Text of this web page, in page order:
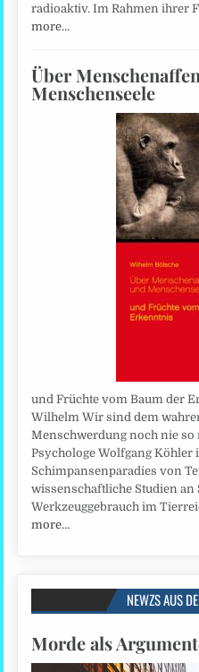
radioaktiv. Im Rahmen ihrer
more…
Über
Menschenseele
und Früchte vom Baum der
Wilhelm Wir sind dem
Menschwerdung noch nie so
Psychologe Wolfgang Köhler
Schimpansenparadies von
wissenschaftliche Studien an
Werkzeuggebrauch im
more…
NEWZS AUS
Morde als